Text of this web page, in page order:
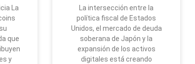
La
que
y
La intersección entre la
política fiscal de Estados
Unidos, el mercado de deuda
soberana de Japón y la
expansión de los activos
digitales está creando